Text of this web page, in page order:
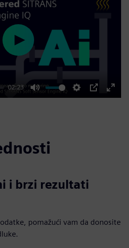
02:23
Mute Settings
PIP
Enter
Play
i brzi rezultati
pomažući vam da donosite